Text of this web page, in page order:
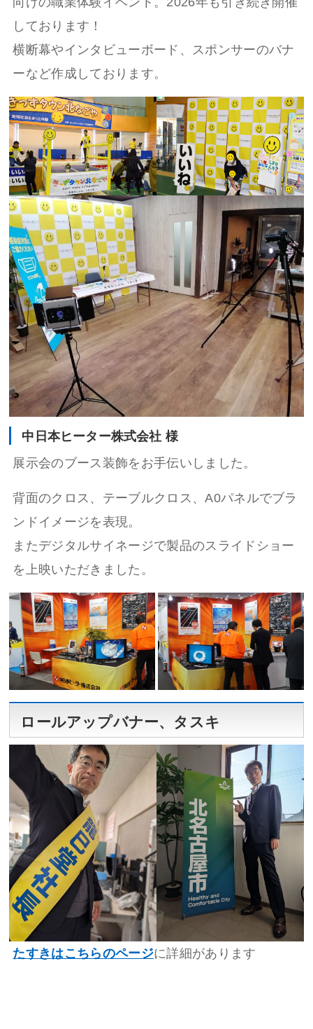
しております！
横断幕やインタビューボード、スポンサーのバナ
ーなど作成しております。
中日本ヒーター株式会社 様
展示会のブース装飾をお手伝いしました。
背面のクロス、テーブルクロス、A0パネルでブラ
ンドイメージを表現。
またデジタルサイネージで製品のスライドショー
を上映いただきました。
ロールアップバナー、タスキ
たすきはこちらのページに詳細があります